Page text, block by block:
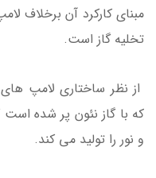
مبنای کارکرد آن برخلاف
تخلیه گاز است.
از نظر ساختاری لامپ
که با گاز نئون پر شده است
و نور را تولید می کند.